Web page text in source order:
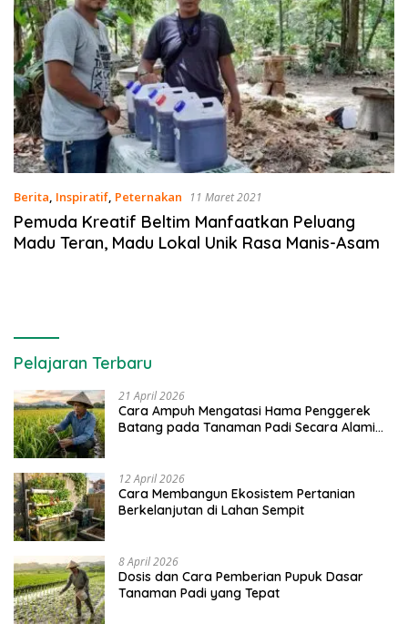
Berita, Inspiratif, Peternakan 11 Maret 2021
Pemuda Kreatif Beltim Manfaatkan Peluang
Madu Teran, Madu Lokal Unik Rasa Manis-Asam
Pelajaran Terbaru
21 April 2026
Cara Ampuh Mengatasi Hama Penggerek
Batang pada Tanaman Padi Secara Alami
12 April 2026
Cara Membangun Ekosistem Pertanian
Berkelanjutan di Lahan Sempit
8 April 2026
Dosis dan Cara Pemberian Pupuk Dasar
Tanaman Padi yang Tepat